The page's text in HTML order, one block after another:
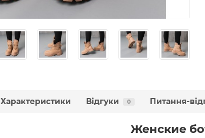
Характеристики Відгуки 0 Питання-
Женские